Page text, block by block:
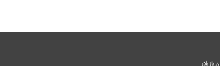
يازيلار